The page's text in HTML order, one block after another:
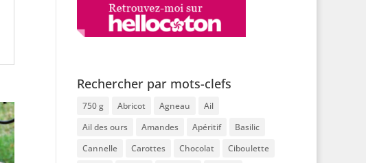
Rechercher par mots-clefs
750 g Abricot Agneau
Ail
Ail des ours
Amandes Apéritif
Basilic
Cannelle
Carottes Chocolat
Ciboulette